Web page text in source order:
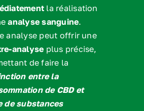
la réalisation
analyse sanguine.
analyse peut offrir une
analyse plus précise,
de faire la
entre la
de CBD et
de substances